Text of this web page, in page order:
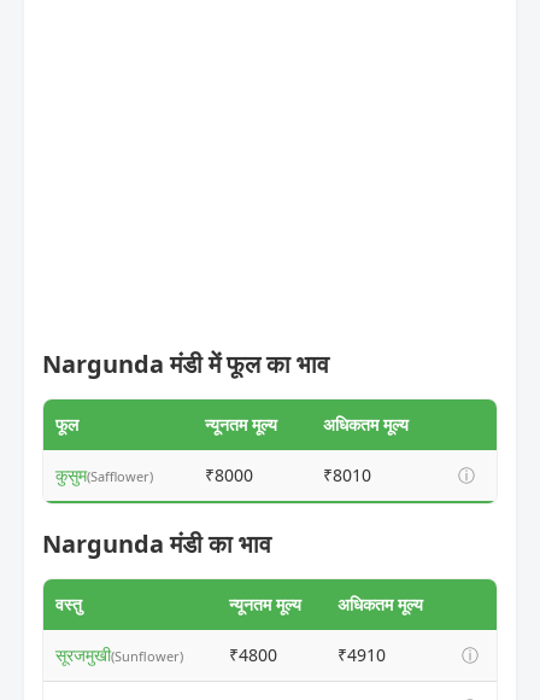
Nargunda मंडी में फूल का भाव
फूल न्यूनतम मूल्य अधिकतम मूल्य
कुसुम(Safflower) ₹8000 ₹8010 ⓘ
Nargunda मंडी का भाव
वस्तु न्यूनतम मूल्य अधिकतम मूल्य
सूरजमुखी(Sunflower) ₹4800 ₹4910 ⓘ